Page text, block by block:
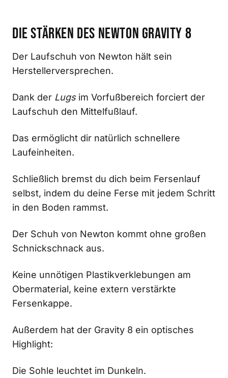
Die Stärken des Newton Gravity 8
Der Laufschuh von Newton hält sein
Herstellerversprechen.
Dank der Lugsim Vorfußbereich forciert der
Laufschuh den Mittelfußlauf.
Das ermöglicht dir natürlich schnellere
Laufeinheiten.
Schließlich bremst du dich beim Fersenlauf
selbst, indem du deine Ferse mit jedem Schritt
in den Boden rammst.
Der Schuh von Newton kommt ohne großen
Schnickschnack aus.
Keine unnötigen Plastikverklebungen am
Obermaterial, keine extern verstärkte
Fersenkappe.
Außerdem hat der Gravity 8 ein optisches
Highlight:
Die Sohle leuchtet im Dunkeln.